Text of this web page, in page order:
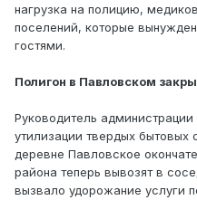
нагрузка на полицию,
поселений, которые
гостями.
Полигон в Павловском
Руководитель
утилизации твердых бытовых
деревне Павловское
района теперь вывозят в
вызвало удорожание услуги